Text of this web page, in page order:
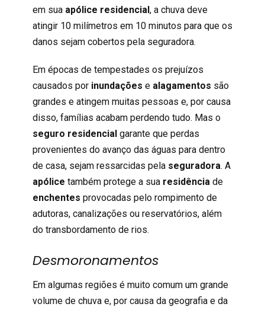
em sua apólice residencial, a chuva deve
atingir 10 milímetros em 10 minutos para que os
danos sejam cobertos pela seguradora.
Em épocas de tempestades os prejuízos
causados por inundações e alagamentos são
grandes e atingem muitas pessoas e, por causa
disso, famílias acabam perdendo tudo. Mas o
seguro residencialgarante que perdas
provenientes do avanço das águas para dentro
de casa, sejam ressarcidas pela seguradora. A
apólice também protege a sua residência de
enchentes provocadas pelo rompimento de
adutoras, canalizações ou reservatórios, além
do transbordamento de rios.
Desmoronamentos
Em algumas regiões é muito comum um grande
volume de chuva e, por causa da geografia e da